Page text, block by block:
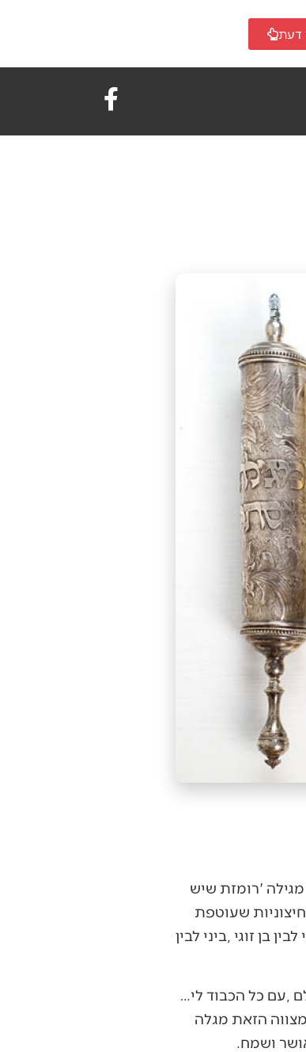
דעת
אם‭ ‬באמת‭ ‬גיליתי‭ ‬את‭ ‬עצמי‭ ‬אז‭ ‬מתגלה‭ ‬ש‮'‬העצמי‮'‬‭ ‬שלי‭ ‬חייב‭ ‬להיות‭ ‬מחובר‭ ‬לאחרים‭, ‬איני‭ ‬בודד‭ ‬בעולם‭, ‬עם‭ ‬כל‭ ‬הכבוד‭ ‬לי‭…